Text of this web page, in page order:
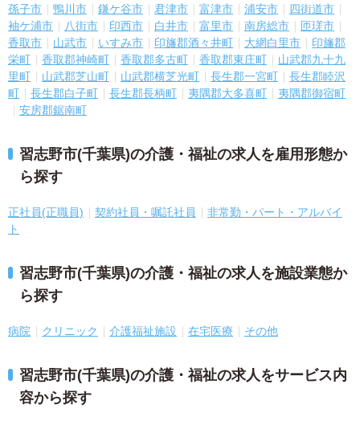
孫子市
鴨川市 鎌ケ谷市 君津市 富津市 浦安市
四街道市
袖ケ浦市
八街市 印西市 白井市 富里市 南房総市
匝瑳市
香取市
山武市 いすみ市 印旛郡酒々井町 大網白里市
印旛郡
栄町
香取郡神崎町 香取郡多古町 香取郡東庄町
山武郡九十九
里町
山武郡芝山町 山武郡横芝光町 長生郡一宮町
長生郡睦沢
町
長生郡白子町 長生郡長柄町 夷隅郡大多喜町
夷隅郡御宿町
安房郡鋸南町
習志野市(千葉県)の介護・福祉の求人を雇用形態か
ら探す
正社員(正職員) 契約社員・嘱託社員
非常勤・パート・アルバイ
ト
習志野市(千葉県)の介護・福祉の求人を施設業態か
ら探す
病院 クリニック 介護福祉施設 在宅医療 その他
習志野市(千葉県)の介護・福祉の求人をサービス内
容から探す